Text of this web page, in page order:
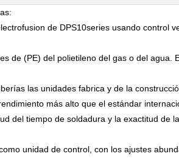
de DPS10series usando control
de (PE) del polietileno del gas o del agua.
las unidades fabrica y de la
más alto que el estándar
del tiempo de soldadura y la exactitud de
unidad de control, con los ajustes